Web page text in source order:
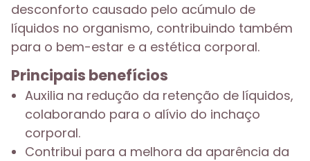
desconforto causado pelo acúmulo de
líquidos no organismo, contribuindo também
para o bem-estar e a estética corporal.
Principais benefícios
Auxilia na redução da retenção de líquidos,
colaborando para o alívio do inchaço
corporal.
Contribui para a melhora da aparência da